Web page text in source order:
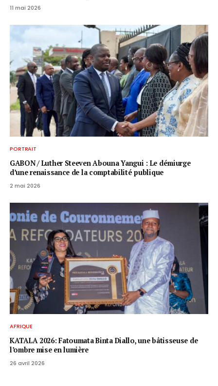
11 mai 2026
PORTRAIT
GABON / ​Luther Steeven Abouna Yangui : Le démiurge
d’une renaissance de la comptabilité publique
2 mai 2026
AFRIQUE
KATALA 2026: Fatoumata Binta Diallo, une bâtisseuse de
l’ombre mise en lumière
26 avril 2026